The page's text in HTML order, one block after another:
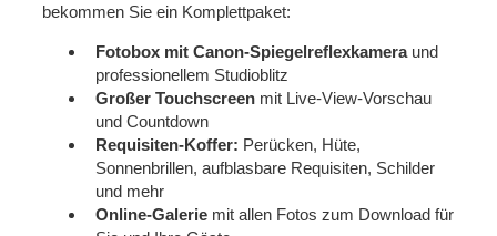
bekommen Sie ein Komplettpaket:
Fotobox mit Canon-Spiegelreflexkameraund
professionellem Studioblitz
Großer Touchscreen mit Live-View-Vorschau
und Countdown
Requisiten-Koffer: Perücken, Hüte,
Sonnenbrillen, aufblasbare Requisiten, Schilder
und mehr
Online-Galerie mit allen Fotos zum Download für